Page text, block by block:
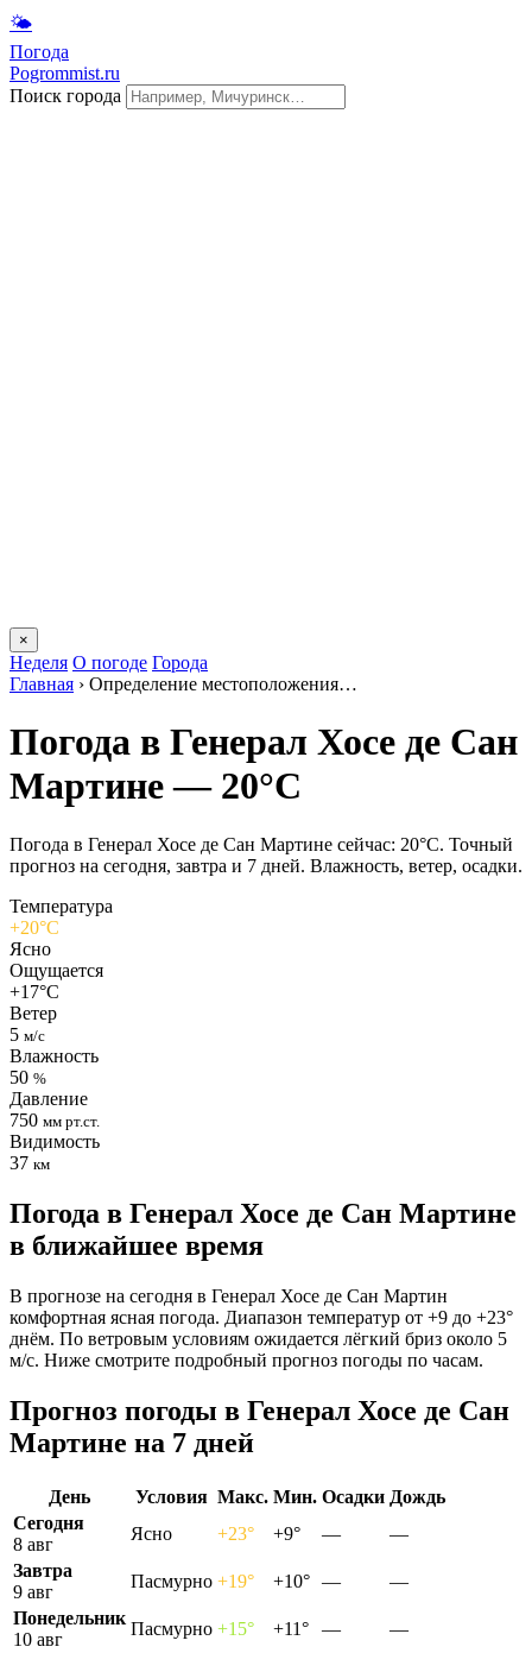
🌤
Погода
Pogrommist.ru
Поиск города
×
Неделя О погоде Города
Главная › Определение местоположения…
Погода в Генерал Хосе де Сан
Мартине — 20°C
Погода в Генерал Хосе де Сан Мартине сейчас: 20°C. Точный
прогноз на сегодня, завтра и 7 дней. Влажность, ветер, осадки.
Температура
+20°C
Ясно
Ощущается
+17°C
Ветер
5 м/с
Влажность
50 %
Давление
750 мм рт.ст.
Видимость
37 км
Погода в Генерал Хосе де Сан Мартине
в ближайшее время
В прогнозе на сегодня в Генерал Хосе де Сан Мартин
комфортная ясная погода. Диапазон температур от +9 до +23°
днём. По ветровым условиям ожидается лёгкий бриз около 5
м/с. Ниже смотрите подробный прогноз погоды по часам.
Прогноз погоды в Генерал Хосе де Сан
Мартине на 7 дней
День Условия Макс. Мин. Осадки Дождь
Сегодня
8 авг
Ясно +23° +9° —
—
Завтра
9 авг
Пасмурно +19° +10° —
—
Понедельник
10 авг
Пасмурно +15° +11° —
—